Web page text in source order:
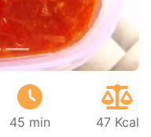
45 min 47 Kcal